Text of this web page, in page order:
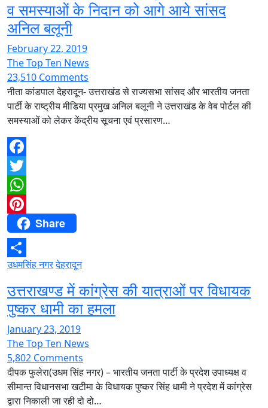
व समस्याओं के निदान को आगे आये सांसद
अनिल बलूनी
February 22, 2019
The Top Ten News
23,510 Comments
नीता कांडपाल देहरादून- उत्तराखंड से राज्यसभा सांसद और भारतीय जनता
पार्टी के राष्ट्रीय मीडिया प्रमुख अनिल बलूनी ने उत्तराखंड के वेब पोर्टल की
समस्याओं को लेकर केंद्रीय सूचना एवं प्रसारण…
Facebook
Twitter
WhatsApp
PinterestShare
Share
उधमसिंह नगरदेहरादून
उत्तराखण्ड में कांग्रेस की यात्राओं पर विधायक
पुष्कर धामी का हमला
January 23, 2019
The Top Ten News
5,802 Comments
दीपक फुलेरा(उधम सिंह नगर) – भारतीय जनता पार्टी के प्रदेश उपाध्यक्ष व
सीमान्त विधानसभा खटीमा के विधायक पुष्कर सिंह धामी ने प्रदेश में कांग्रेस
द्वारा निकाली जा रही दो दो…